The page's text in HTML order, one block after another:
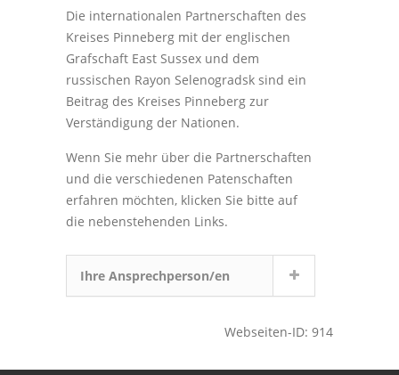
Die internationalen Partnerschaften des
Kreises Pinneberg mit der englischen
Grafschaft East Sussex und dem
russischen Rayon Selenogradsk sind ein
Beitrag des Kreises Pinneberg zur
Verständigung der Nationen.
Wenn Sie mehr über die Partnerschaften
und die verschiedenen Patenschaften
erfahren möchten, klicken Sie bitte auf
die nebenstehenden Links.
Ihre Ansprechperson/en
Webseiten-ID: 914